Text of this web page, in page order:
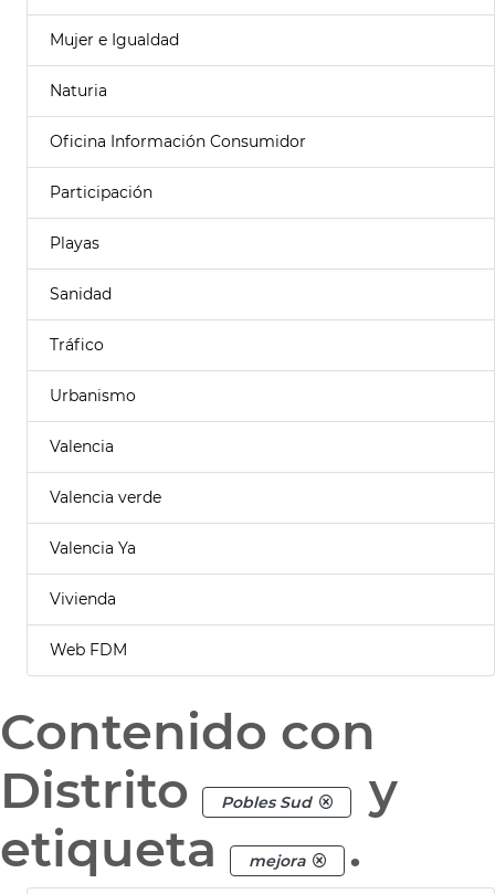
Mujer e Igualdad
Naturia
Oficina Información Consumidor
Participación
Playas
Sanidad
Tráfico
Urbanismo
Valencia
Valencia verde
Valencia Ya
Vivienda
Web FDM
Contenido con
Distrito
Pobles Sud
y
etiqueta
mejora .